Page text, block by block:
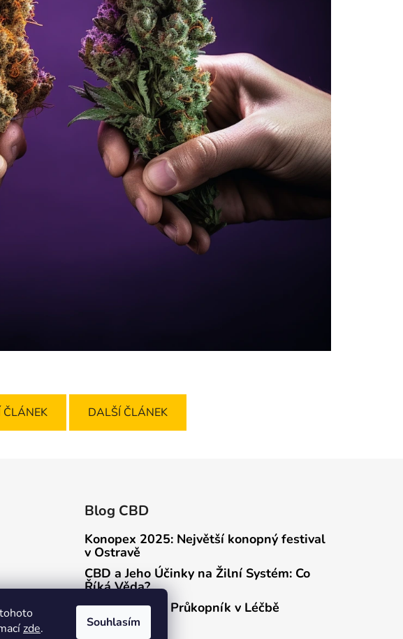
zde. Souhlasím
ČLÁNEK DALŠÍ ČLÁNEK
Blog CBD
Konopex 2025: Největší konopný festival
v Ostravě
CBD a Jeho Účinky na Žilní Systém: Co
Říká Věda?
Rick Simpson: Průkopník v Léčbě
Konopím